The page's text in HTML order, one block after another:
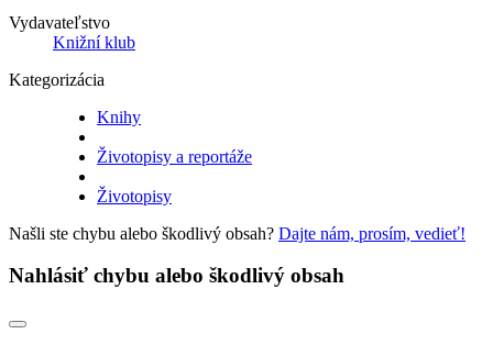
Vydavateľstvo
Knižní klub
Kategorizácia
Knihy
Životopisy a reportáže
Životopisy
Našli ste chybu alebo škodlivý obsah? Dajte nám, prosím, vedieť!
Nahlásiť chybu alebo škodlivý obsah